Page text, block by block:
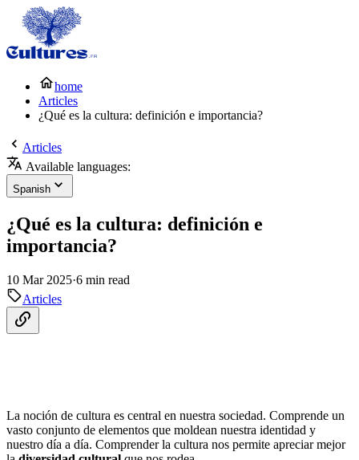
home
Articles
¿Qué es la cultura: definición e importancia?
Articles
Available languages:
Spanish
¿Qué es la cultura: definición e
importancia?
10 Mar 2025·6 min read
Articles
La noción de cultura es central en nuestra sociedad. Comprende un
vasto conjunto de elementos que moldean nuestra identidad y
nuestro día a día. Comprender la cultura nos permite apreciar mejor